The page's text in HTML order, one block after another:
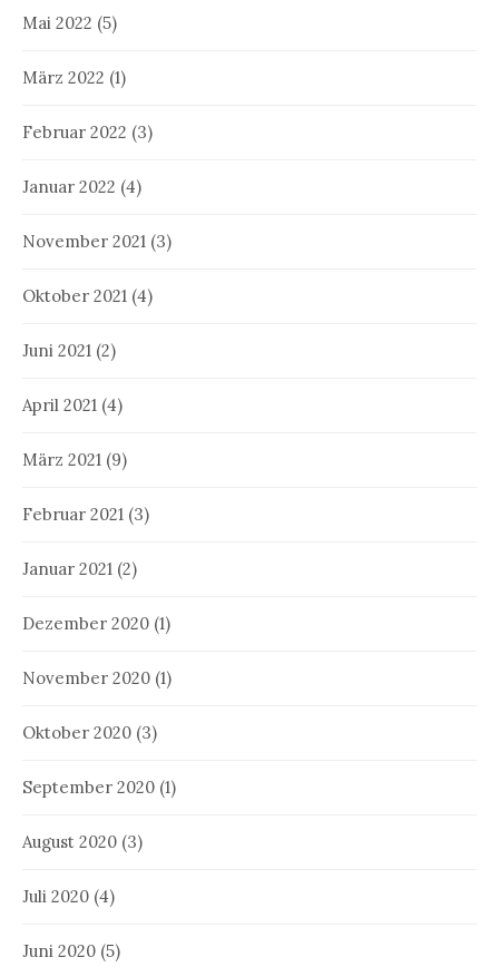
Mai 2022 (5)
März 2022 (1)
Februar 2022 (3)
Januar 2022 (4)
November 2021 (3)
Oktober 2021 (4)
Juni 2021 (2)
April 2021 (4)
März 2021 (9)
Februar 2021 (3)
Januar 2021 (2)
Dezember 2020 (1)
November 2020 (1)
Oktober 2020 (3)
September 2020 (1)
August 2020 (3)
Juli 2020 (4)
Juni 2020 (5)